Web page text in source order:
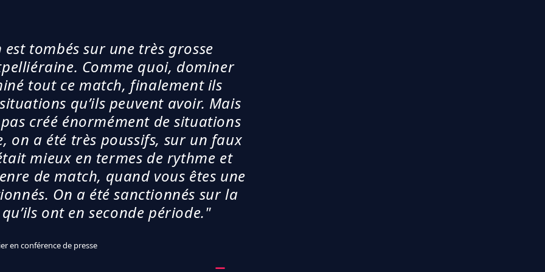
tombés sur une très grosse
Comme quoi, dominer
tout ce match, finalement ils
qu’ils peuvent avoir. Mais
créé énormément de situations
on a été très poussifs, sur un faux
mieux en termes de rythme et
de match, quand vous êtes une
On a été sanctionnés sur la
ont en seconde période."
en conférence de presse